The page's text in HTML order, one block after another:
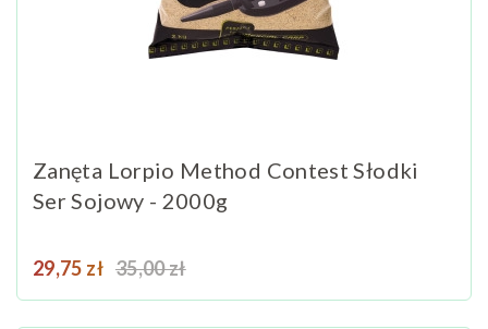
Zanęta Lorpio Method Contest Słodki
Ser Sojowy - 2000g
Cena
29,75 zł Cena podstawowa
35,00 zł